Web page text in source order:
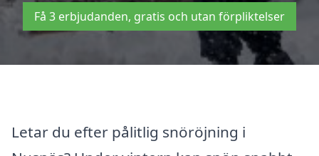
Få 3 erbjudanden, gratis och utan förpliktelser
Letar du efter pålitlig snöröjning i